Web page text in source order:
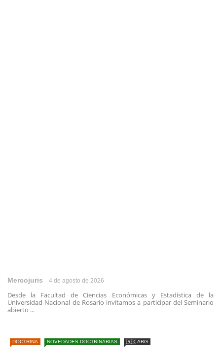
Mercojuris 4 de agosto de 2026
Desde la Facultad de Ciencias Económicas y Estadística de la
Universidad Nacional de Rosario invitamos a participar del Seminario
abierto ...
DOCTRINA NOVEDADES DOCTRINARIAS 🇦🇷 ARG